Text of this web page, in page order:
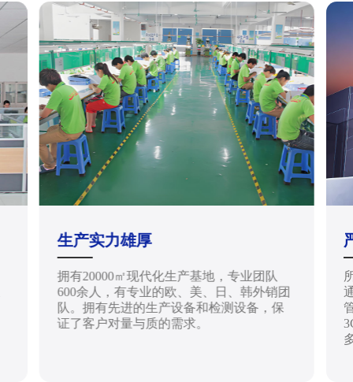
生产实力雄厚
拥有20000㎡现代化生产基地，专业团队
600余人，有专业的欧、美、日、韩外销团
队。拥有先进的生产设备和检测设备，保
证了客户对量与质的需求。